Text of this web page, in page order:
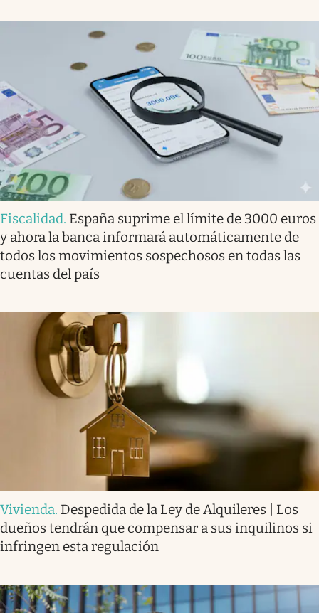
Fiscalidad. España suprime el límite de 3000 euros
y ahora la banca informará automáticamente de
todos los movimientos sospechosos en todas las
cuentas del país
Vivienda. Despedida de la Ley de Alquileres | Los
dueños tendrán que compensar a sus inquilinos si
infringen esta regulación